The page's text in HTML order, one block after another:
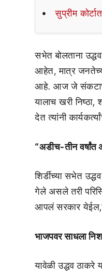
सुप्रीम
सभेत बोलताना
आहेत, मात्र
आहे. आज जे
यालाच खरी
देत त्यांनी
“अडीच-तीन
शिर्डीच्या सभेत
गेले असले तरी
आपलं सरकार
भाजपवर साधला
यावेळी उद्धव